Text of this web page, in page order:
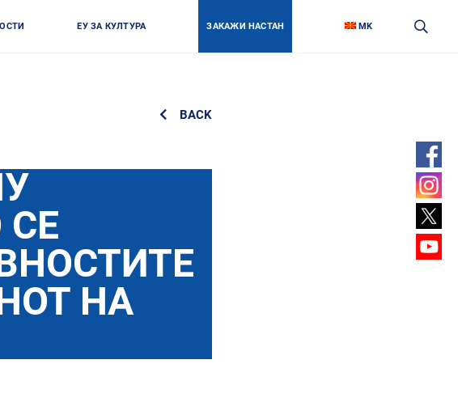
ЕУ ЗА КУЛТУРА ЗАКАЖИ НАСТАН MK
Link
Link
Twitter
Link
Youtube
Link
BACK
НА